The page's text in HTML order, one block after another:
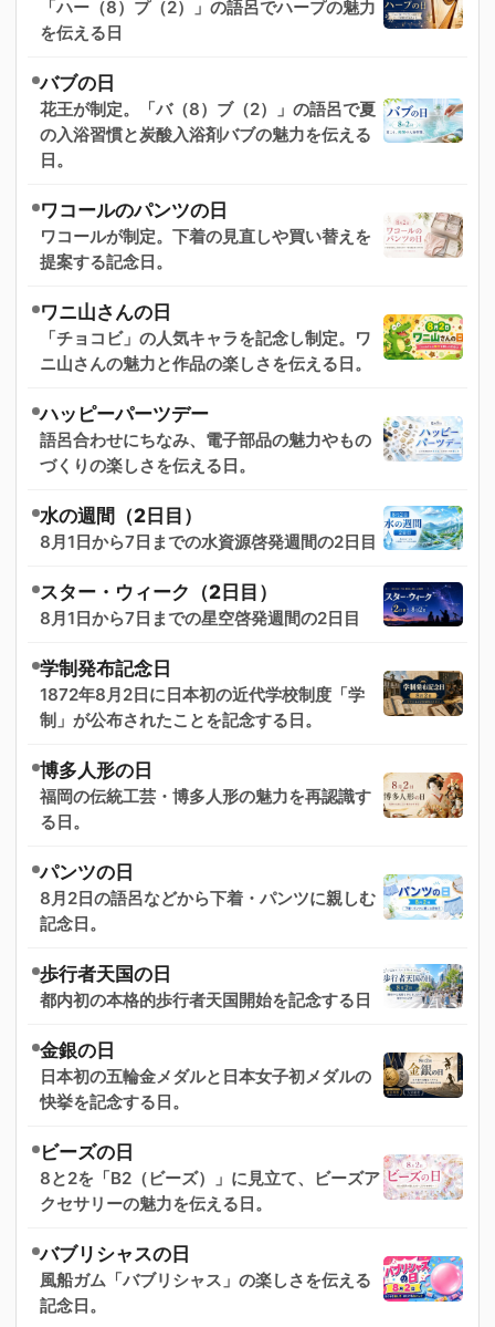
「ハー（8）プ（2）」の語呂でハープの魅力
を伝える日
バブの日
花王が制定。「バ（8）ブ（2）」の語呂で夏
の入浴習慣と炭酸入浴剤バブの魅力を伝える
日。
ワコールのパンツの日
ワコールが制定。下着の見直しや買い替えを
提案する記念日。
ワニ山さんの日
「チョコビ」の人気キャラを記念し制定。ワ
ニ山さんの魅力と作品の楽しさを伝える日。
ハッピーパーツデー
語呂合わせにちなみ、電子部品の魅力やもの
づくりの楽しさを伝える日。
水の週間（2日目）
8月1日から7日までの水資源啓発週間の2日目
スター・ウィーク（2日目）
8月1日から7日までの星空啓発週間の2日目
学制発布記念日
1872年8月2日に日本初の近代学校制度「学
制」が公布されたことを記念する日。
博多人形の日
福岡の伝統工芸・博多人形の魅力を再認識す
る日。
パンツの日
8月2日の語呂などから下着・パンツに親しむ
記念日。
歩行者天国の日
都内初の本格的歩行者天国開始を記念する日
金銀の日
日本初の五輪金メダルと日本女子初メダルの
快挙を記念する日。
ビーズの日
8と2を「B2（ビーズ）」に見立て、ビーズア
クセサリーの魅力を伝える日。
バブリシャスの日
風船ガム「バブリシャス」の楽しさを伝える
記念日。